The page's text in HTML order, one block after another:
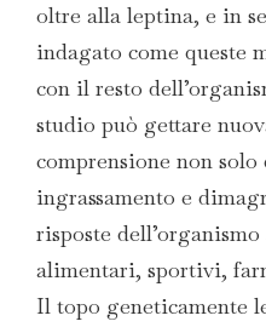
oltre alla leptina, e in
indagato come queste
con il resto
studio può gettare
comprensione non
ingrassamento e
risposte
alimentari, sportivi,
Il topo geneticamente